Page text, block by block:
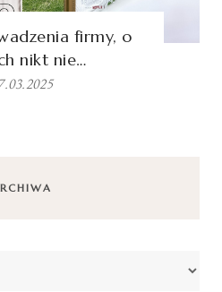
firmy, o
nikt nie…